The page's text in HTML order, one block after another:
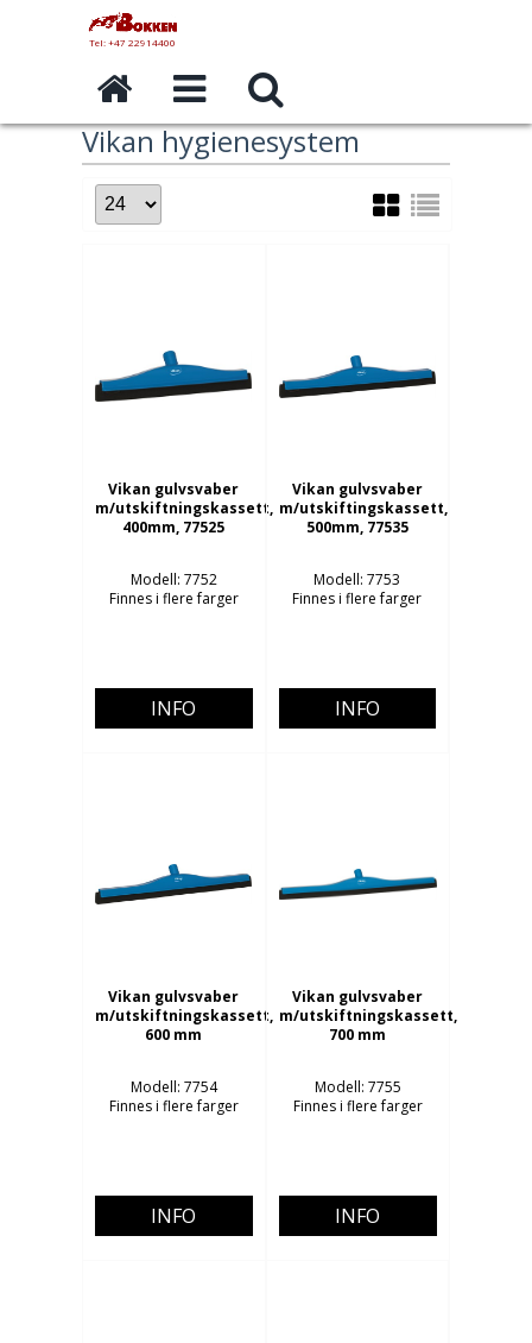
Tel: +47 22914400
Vikan hygienesystem
Vikan gulvsvaber
m/utskiftningskassett,
400mm, 77525
Modell: 7752
Finnes i flere farger
INFO
Vikan gulvsvaber
m/utskiftingskassett,
500mm, 77535
Modell: 7753
Finnes i flere farger
INFO
Vikan gulvsvaber
m/utskiftningskassett,
600 mm
Modell: 7754
Finnes i flere farger
INFO
Vikan gulvsvaber
m/utskiftningskassett,
700 mm
Modell: 7755
Finnes i flere farger
INFO